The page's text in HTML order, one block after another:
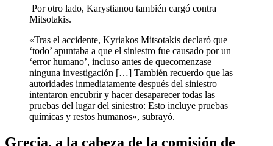
Por otro lado, Karystianou también cargó contra
Mitsotakis.
«Tras el accidente, Kyriakos Mitsotakis declaró que
‘todo’ apuntaba a que el siniestro fue causado por un
‘error humano’, incluso antes de quecomenzase
ninguna investigación […] También recuerdo que las
autoridades inmediatamente después del siniestro
intentaron encubrir y hacer desaparecer todas las
pruebas del lugar del siniestro: Esto incluye pruebas
químicas y restos humanos», subrayó.
Grecia, a la cabeza de la comisión de